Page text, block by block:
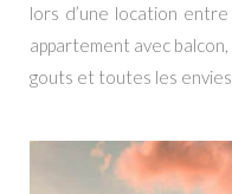
lors d’une location
appartement avec
gouts et toutes les